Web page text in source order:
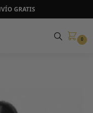
GRATIS
0